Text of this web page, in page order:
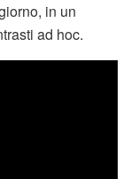
in un
ad hoc.